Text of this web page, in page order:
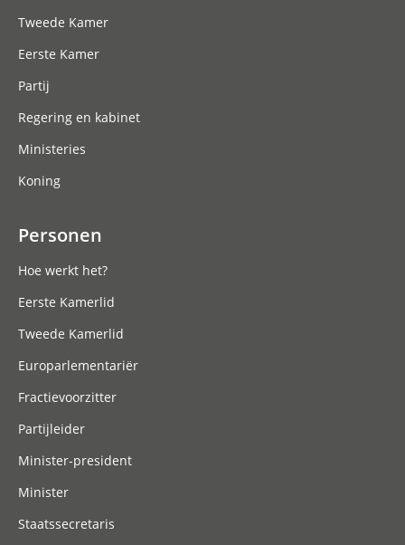
Tweede Kamer
Eerste Kamer
Partij
Regering en kabinet
Ministeries
Koning
Personen
Hoe werkt het?
Eerste Kamerlid
Tweede Kamerlid
Europarlementariër
Fractievoorzitter
Partijleider
Minister-president
Minister
Staatssecretaris